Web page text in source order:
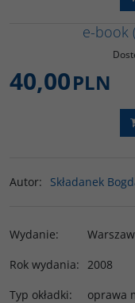
e-book
40,00PLN
Autor: Składanek
Wydanie:
Rok wydania: 2008
Typ okładki:
oprawa